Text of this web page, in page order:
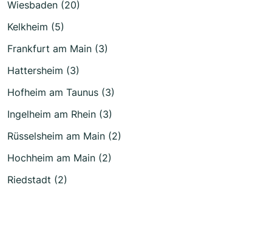
Wiesbaden (20)
Kelkheim (5)
Frankfurt am Main (3)
Hattersheim (3)
Hofheim am Taunus (3)
Ingelheim am Rhein (3)
Rüsselsheim am Main (2)
Hochheim am Main (2)
Riedstadt (2)